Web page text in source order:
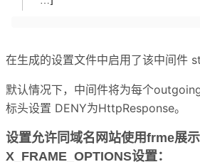
在生成的设置文件中启用了该中间件
默认情况下，中间件将为每个
标头设置 DENY为HttpResponse。
设置允许同域名网站使用frme展
X_FRAME_OPTIONS设置：